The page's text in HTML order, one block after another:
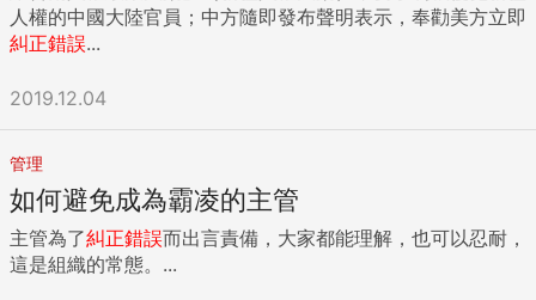
看好的新人，一定知道怎麼該跟你的直屬主管溝通，加油，我
很看好你。 結論 傳統的主管都是用權力要求同仁認錯，然而
自尊心，引起強烈反彈。聰明的引導，反而會增加自信心，讓
同仁發展更順遂。 ☛李河泉老師跨世代溝通線上課程，請點
擊：https:bit.ly3tlcbsM 責任編輯：易佳蓉核稿編輯：鍾守沂
...
憑著記憶，彈了一首小時候學的鋼琴曲給女兒聽。彈錯時，她
就再重彈一次，並趁機機會教育，告訴女兒，「妳看，媽媽也
問題。」讓孩子看到，大人也會犯錯，不會因為這樣就不愛他
理解，輸贏乃兵家常事，輸沒什麼大不了，不只有贏才會獲得
掌聲。還可以試試，在孩子犯錯時，讚美努力的過程，減低對
成功與否（結果）的重視度，久而久之，孩子的得失心不會那
麼重。 最後，也是最重要的一點，無比的「耐心」。 當父母
的，有時會很挫折，覺得我用盡各種方式，怎麼一點改變都沒
人權的中國大陸官員；中方隨即發布聲明表示，奉勸美方立即
糾正錯誤...
2019.12.04
管理
如何避免成為霸凌的主管
主管為了糾正錯誤而出言責備，大家都能理解，也可以忍耐，
這是組織的常態。...